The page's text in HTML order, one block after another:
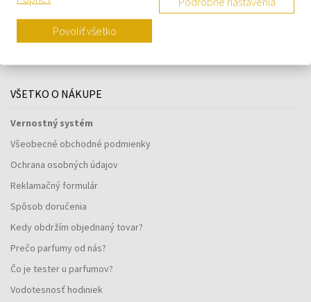
Navštívte našu predajňu v Šamoríne
Po - Pi: 8:00 - 16:00
VŠETKO O NÁKUPE
Vernostný systém
Všeobecné obchodné podmienky
Ochrana osobných údajov
Reklamačný formulár
Spôsob doručenia
Kedy obdržím objednaný tovar?
Prečo parfumy od nás?
Čo je tester u parfumov?
Vodotesnosť hodiniek
Povoliť všetko